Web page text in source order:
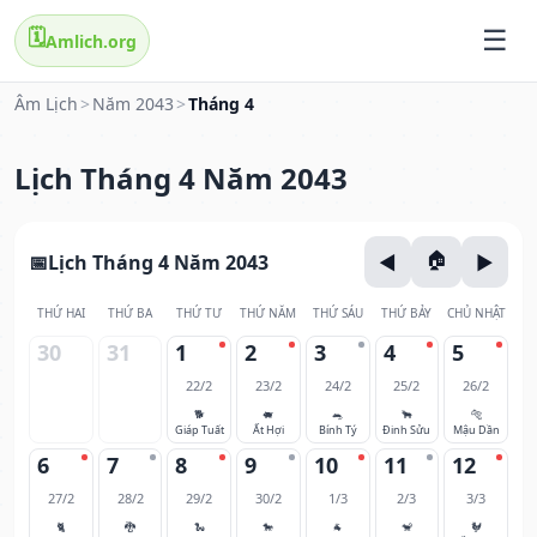
🗓️Amlich.org
Âm Lịch > Năm 2043 >Tháng 4
Lịch Tháng 4 Năm 2043
Lịch Tháng 4 Năm 2043
THỨ HAI THỨ BA THỨ TƯ THỨ NĂM THỨ SÁU THỨ BẢY CHỦ NHẬT
30 31 1
22/2
🐕
Giáp Tuất
2
23/2
🐖
Ất Hợi
3
24/2
🐀
Bính Tý
4
25/2
🐂
Đinh Sửu
5
26/2
🐅
Mậu Dần
6
27/2
🐈
7
28/2
🐉
8
29/2
🐍
9
30/2
🐎
10
1/3
🐐
11
2/3
🐒
12
3/3
🐓